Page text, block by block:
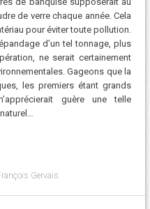
de verre chaque année. Cela
pour éviter toute pollution.
d’un tel tonnage, plus
ne serait certainement
Gageons que la
les premiers étant grands
guère une telle
Gervais.